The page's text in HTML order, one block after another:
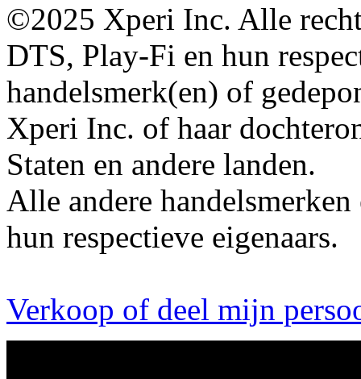
©2025 Xperi Inc. Alle
DTS, Play-Fi en hun
handelsmerk(en) of
Xperi Inc. of haar
Staten en andere landen.
Alle andere
hun respectieve eigenaars.
Verkoop of deel mijn